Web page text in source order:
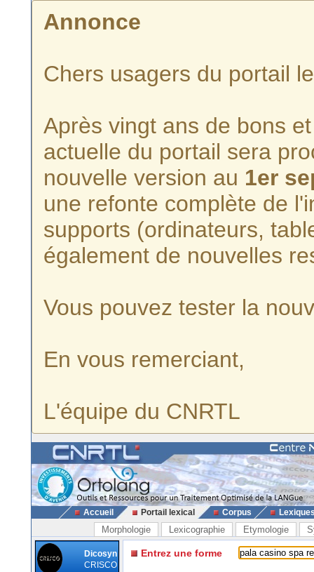
Annonce
Chers usagers du portail
Après vingt ans de bons
actuelle du portail sera
nouvelle version au 1er
une refonte complète de
supports (ordinateurs,
également de nouvelles
Vous pouvez tester la
En vous remerciant,
L'équipe du CNRTL
Accueil Portail lexical Corpus
Morphologie Lexicographie Etymologie
Dicosyn
CRISCO
Entrez une forme